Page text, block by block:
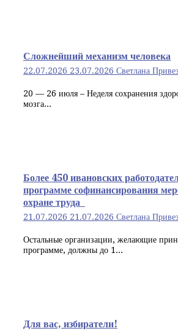
Сложнейший механизм человека
22.07.2026 23.07.2026 Светлана
20 — 26 июля – Неделя сохранения
мозга...
Более 450 ивановских
программе софинансирования
охране труда
21.07.2026 21.07.2026 Светлана
Остальные организации, желающие
программе, должны до 1...
Для вас, избиратели!